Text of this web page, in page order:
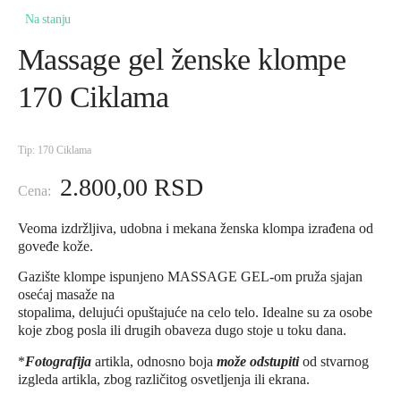
Na stanju
Massage gel ženske klompe
170 Ciklama
Tip: 170 Ciklama
2.800,00 RSD
Veoma izdržljiva, udobna i mekana ženska klompa izrađena od
goveđe kože.
Gazište klompe ispunjeno MASSAGE GEL-om pruža sjajan
osećaj masaže na
stopalima, delujući opuštajuće na celo telo. Idealne su za osobe
koje zbog posla ili drugih obaveza dugo stoje u toku dana.
*Fotografija artikla, odnosno boja može odstupitiod stvarnog
izgleda artikla, zbog različitog osvetljenja ili ekrana.